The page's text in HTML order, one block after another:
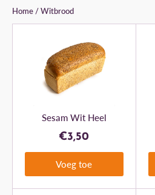
Home /Witbrood
Sesam Wit Heel
€3,50
Voeg toe